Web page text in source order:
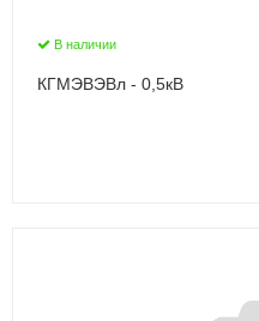
В наличии
КГМЭВЭВл - 0,5кВ